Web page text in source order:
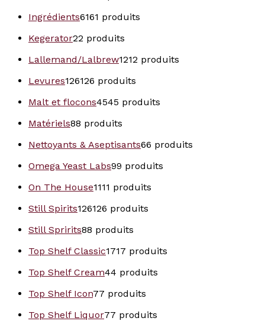
Ingrédients6161 produits
Kegerator22 produits
Lallemand/Lalbrew1212 produits
Levures126126 produits
Malt et flocons4545 produits
Matériels88 produits
Nettoyants & Aseptisants66 produits
Omega Yeast Labs99 produits
On The House1111 produits
Still Spirits126126 produits
Still Spririts88 produits
Top Shelf Classic1717 produits
Top Shelf Cream44 produits
Top Shelf Icon77 produits
Top Shelf Liquor77 produits